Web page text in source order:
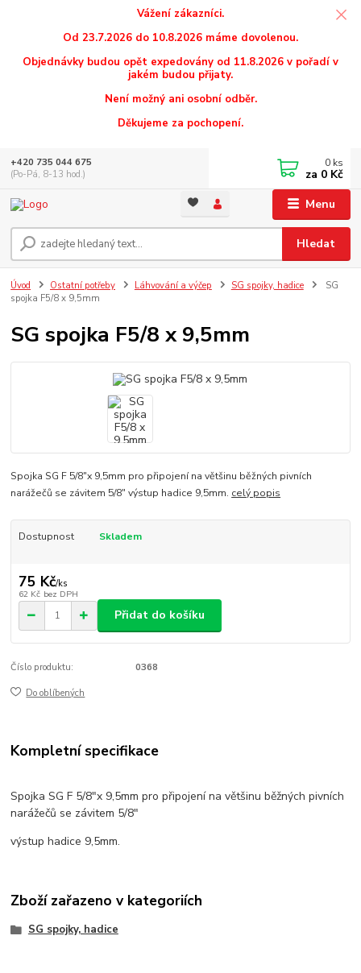
Vážení zákazníci.
Od 23.7.2026 do 10.8.2026 máme dovolenou.
Objednávky budou opět expedovány od 11.8.2026 v pořadí v
jakém budou přijaty.
Není možný ani osobní odběr.
Děkujeme za pochopení.
Menu
Hledat
+420 735 044 675
(Po-Pá, 8-13 hod.)
0 ks
za 0 Kč
Úvod Ostatní potřeby Láhvování a výčep SG spojky, hadice
SG
spojka F5/8 x 9,5mm
SG spojka F5/8 x 9,5mm
Spojka SG F 5/8"x 9,5mm pro připojení na většinu běžných pivních
narážečů se závitem 5/8" výstup hadice 9,5mm. celý popis
Dostupnost Skladem
75 Kč/ks
62 Kč bez DPH
Přidat do košíku
Číslo produktu: 0368
Do oblíbených
Kompletní specifikace
Spojka SG F 5/8"x 9,5mm pro připojení na většinu běžných pivních
narážečů se závitem 5/8"
výstup hadice 9,5mm.
Zboží zařazeno v kategoriích
SG spojky, hadice